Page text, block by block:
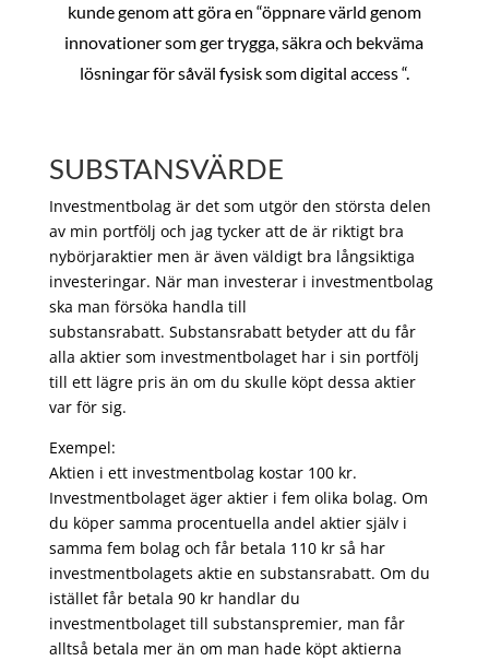
kunde genom att göra en “öppnare värld genom
innovationer som ger trygga, säkra och bekväma
lösningar för såväl fysisk som digital access “.
SUBSTANSVÄRDE
Investmentbolag är det som utgör den största delen
av min portfölj och jag tycker att de är riktigt bra
nybörjaraktier men är även väldigt bra långsiktiga
investeringar. När man investerar i investmentbolag
ska man försöka handla till
substansrabatt. Substansrabatt betyder att du får
alla aktier som investmentbolaget har i sin portfölj
till ett lägre pris än om du skulle köpt dessa aktier
var för sig.
Exempel:
Aktien i ett investmentbolag kostar 100 kr.
Investmentbolaget äger aktier i fem olika bolag. Om
du köper samma procentuella andel aktier själv i
samma fem bolag och får betala 110 kr så har
investmentbolagets aktie en substansrabatt. Om du
istället får betala 90 kr handlar du
investmentbolaget till substanspremier, man får
alltså betala mer än om man hade köpt aktierna